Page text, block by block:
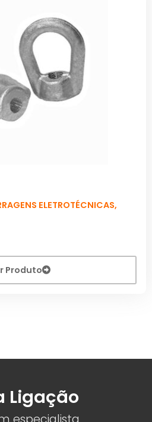
ELETROTÉCNICAS,
Produto
Ligação